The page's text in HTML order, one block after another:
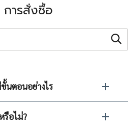
ารสั่งซื้อ
นตอนอย่างไร
รือไม่?